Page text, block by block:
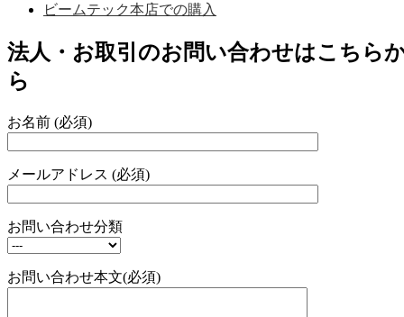
ビームテック本店での購入
法人・お取引のお問い合わせはこちら
ら
お名前 (必須)
メールアドレス (必須)
お問い合わせ分類
お問い合わせ本文(必須)